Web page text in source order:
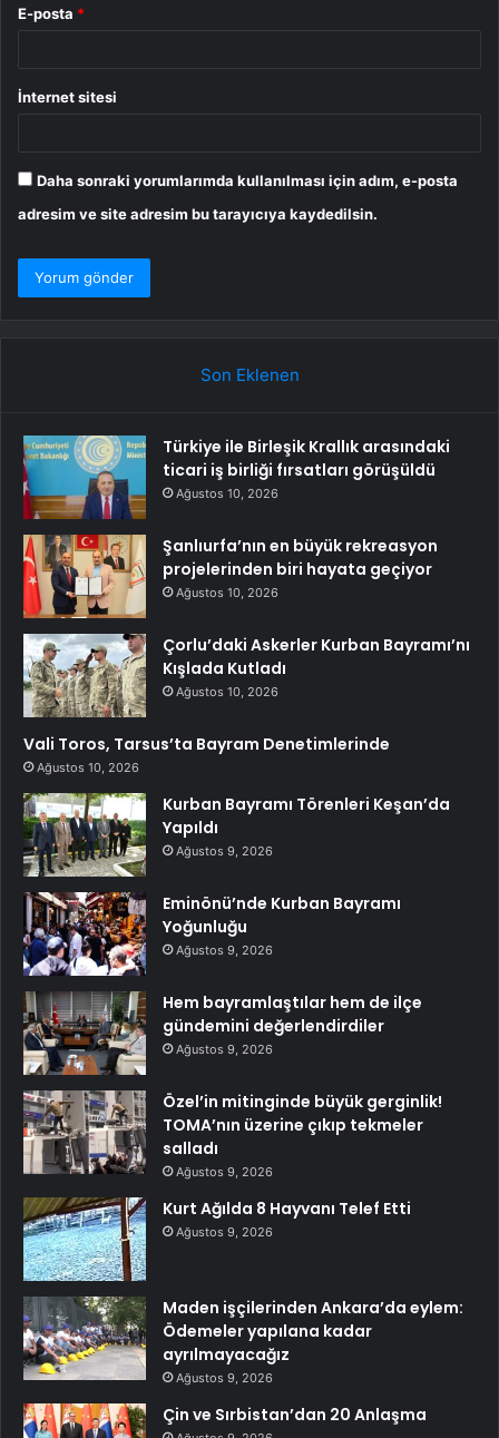
E-posta *
İnternet sitesi
Daha sonraki yorumlarımda kullanılması için adım, e-posta
adresim ve site adresim bu tarayıcıya kaydedilsin.
Son Eklenen
Türkiye ile Birleşik Krallık arasındaki
ticari iş birliği fırsatları görüşüldü
Ağustos 10, 2026
Şanlıurfa’nın en büyük rekreasyon
projelerinden biri hayata geçiyor
Ağustos 10, 2026
Çorlu’daki Askerler Kurban Bayramı’nı
Kışlada Kutladı
Ağustos 10, 2026
Vali Toros, Tarsus’ta Bayram Denetimlerinde
Ağustos 10, 2026
Kurban Bayramı Törenleri Keşan’da
Yapıldı
Ağustos 9, 2026
Eminönü’nde Kurban Bayramı
Yoğunluğu
Ağustos 9, 2026
Hem bayramlaştılar hem de ilçe
gündemini değerlendirdiler
Ağustos 9, 2026
Özel’in mitinginde büyük gerginlik!
TOMA’nın üzerine çıkıp tekmeler
salladı
Ağustos 9, 2026
Kurt Ağılda 8 Hayvanı Telef Etti
Ağustos 9, 2026
Maden işçilerinden Ankara’da eylem:
Ödemeler yapılana kadar
ayrılmayacağız
Ağustos 9, 2026
Çin ve Sırbistan’dan 20 Anlaşma